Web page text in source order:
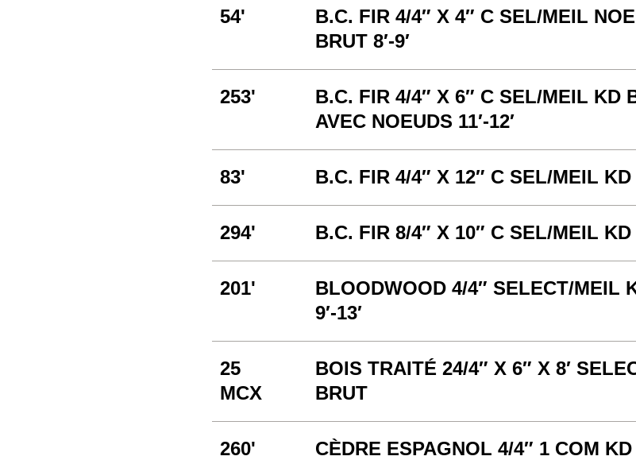
54'
B.C. FIR 4/4″ X 4″ C SEL/MEIL
BRUT 8′-9′
253'
B.C. FIR 4/4″ X 6″ C SEL/MEIL KD
AVEC NOEUDS 11′-12′
83' B.C. FIR 4/4″ X 12″ C SEL/MEIL KD
294' B.C. FIR 8/4″ X 10″ C SEL/MEIL KD
201'
BLOODWOOD 4/4″ SELECT/MEIL
9′-13′
25
MCX
BOIS TRAITÉ 24/4″ X 6″ X 8′
BRUT
260'
CÈDRE ESPAGNOL 4/4″ 1 COM